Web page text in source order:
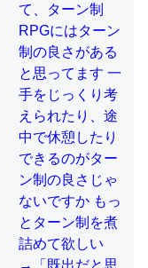
使う脊椎動物と貝
を無くしてナメク
に覗いてる。ぼ
、Googleマップで